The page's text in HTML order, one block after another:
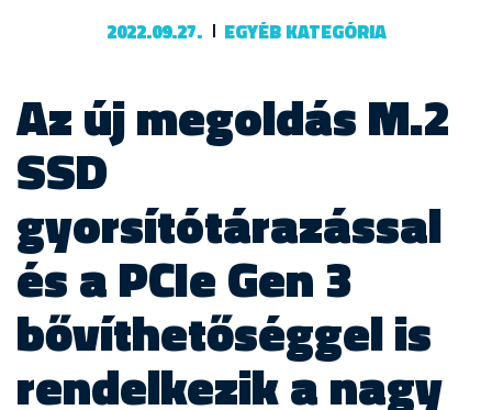
2022.09.27. EGYÉB KATEGÓRIA
Az új megoldás M.2
SSD
gyorsítótárazással
és a PCIe Gen 3
bővíthetőséggel is
rendelkezik a nagy